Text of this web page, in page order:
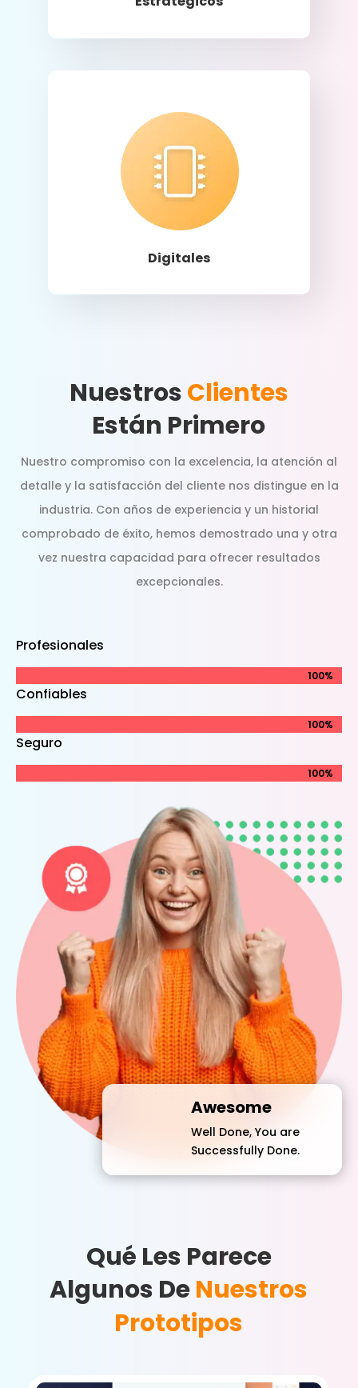
Digitales
Llamar
NuestrosClientes
Están Primero
Nuestro compromiso con la excelencia, la atención al
detalle y la satisfacción del cliente nos distingue en la
industria. Con años de experiencia y un historial
comprobado de éxito, hemos demostrado una y otra
vez nuestra capacidad para ofrecer resultados
excepcionales.
Profesionales
100%
100%
Confiables
100%
100%
Seguro
100%
100%
Awesome
Well Done, You are
Successfully Done.
Qué Les Parece
Algunos DeNuestros
Prototipos